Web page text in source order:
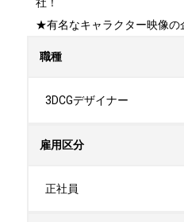
★有名なキャラクター映像の
職種
3DCGデザイナー
雇用区分
正社員